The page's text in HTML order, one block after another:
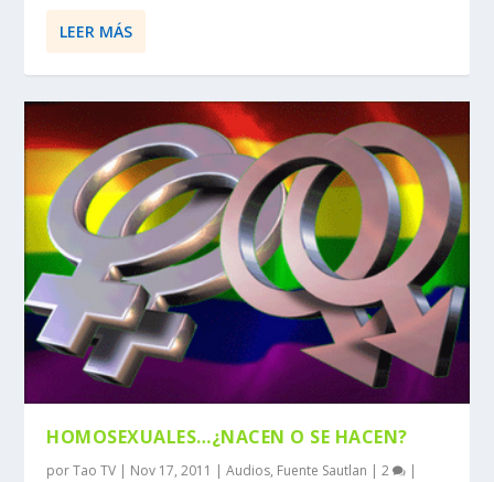
LEER MÁS
HOMOSEXUALES…¿NACEN O SE HACEN?
porTao TV | Nov 17, 2011 |Audios, Fuente Sautlan |2 |